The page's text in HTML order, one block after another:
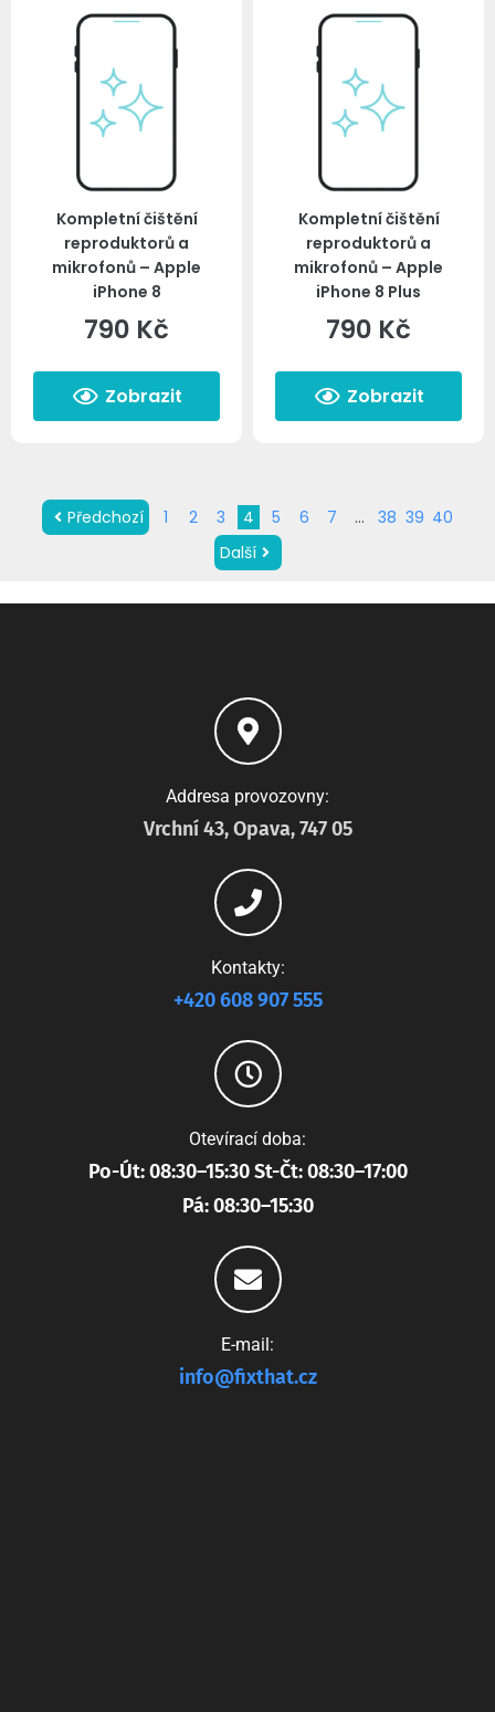
Kompletní čištění
reproduktorů a
mikrofonů – Apple
iPhone 8
790 Kč
Zobrazit
Kompletní čištění
reproduktorů a
mikrofonů – Apple
iPhone 8 Plus
790 Kč
Zobrazit
Předchozí 1 2 3 4 5 6 7 … 38 39 40
Další
Addresa provozovny:
Vrchní 43, Opava, 747 05
Kontakty:
+420 608 907 555
Otevírací doba:
Po-Út: 08:30–15:30 St-Čt: 08:30–17:00
Pá: 08:30–15:30
E-mail:
info@fixthat.cz